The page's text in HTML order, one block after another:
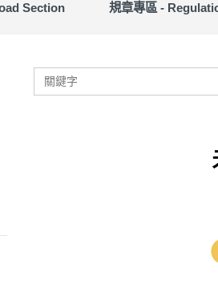
Section 規章專區 -